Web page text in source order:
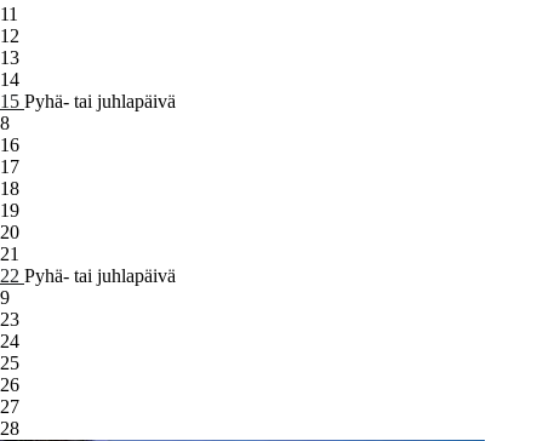
11
12
13
14
15 Pyhä- tai juhlapäivä
8
16
17
18
19
20
21
22 Pyhä- tai juhlapäivä
9
23
24
25
26
27
28